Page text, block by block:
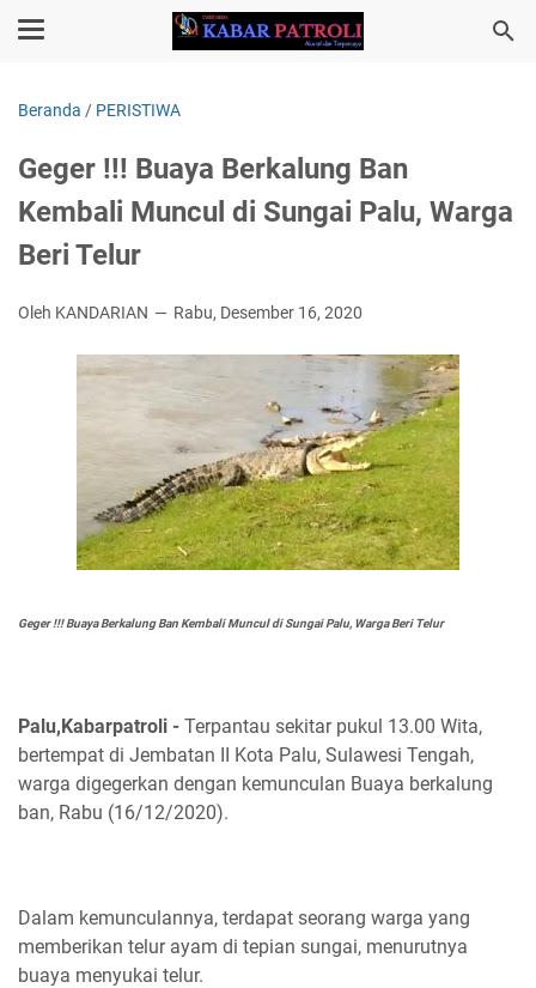
Beranda / PERISTIWA
Geger !!! Buaya Berkalung Ban
Kembali Muncul di Sungai Palu, Warga
Beri Telur
Oleh KANDARIAN Rabu, Desember 16, 2020
Geger !!! Buaya Berkalung Ban Kembali Muncul di Sungai Palu, Warga Beri Telur
Palu,Kabarpatroli - Terpantau sekitar pukul 13.00 Wita,
bertempat di Jembatan II Kota Palu, Sulawesi Tengah,
warga digegerkan dengan kemunculan Buaya berkalung
ban, Rabu (16/12/2020).
Dalam kemunculannya, terdapat seorang warga yang
memberikan telur ayam di tepian sungai, menurutnya
buaya menyukai telur.